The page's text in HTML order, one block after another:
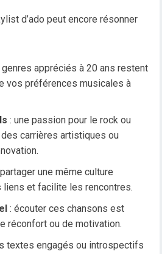
d’ado peut encore résonner
appréciés à 20 ans restent
vos préférences musicales à
: une passion pour le rock ou
des carrières artistiques ou
une même culture
et facilite les rencontres.
: écouter ces chansons est
réconfort ou de motivation.
textes engagés ou introspectifs